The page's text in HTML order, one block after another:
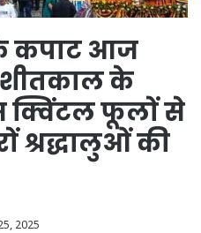
कपाट आज
शीतकाल के
क्विंटल फूलों से
श्रद्धालुओं की
2025